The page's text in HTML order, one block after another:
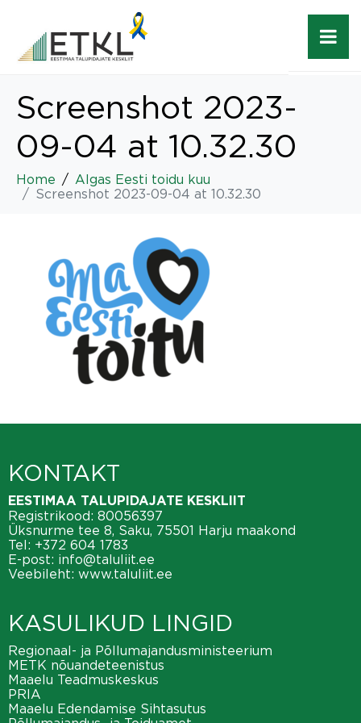
Screenshot 2023-
09-04 at 10.32.30
Home
Algas Eesti toidu kuu
Screenshot 2023-09-04 at 10.32.30
KONTAKT
EESTIMAA TALUPIDAJATE KESKLIIT
Registrikood: 80056397
Üksnurme tee 8, Saku, 75501 Harju maakond
Tel: +372 604 1783
E-post: info@taluliit.ee
Veebileht: www.taluliit.ee
KASULIKUD LINGID
Regionaal- ja Põllumajandusministeerium
METK nõuandeteenistus
Maaelu Teadmuskeskus
PRIA
Maaelu Edendamise Sihtasutus